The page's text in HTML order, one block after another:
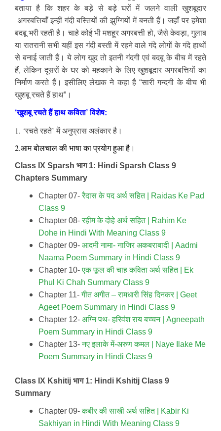
बताया है कि शहर के बड़े से बड़े घरों में जलने वाली खुशबूदार
अगरबत्तियाँ इन्हीं गंदी बस्तियों की झुग्गियों में बनती हैं। जहाँ पर हमेशा
बदबू भरी रहती है। चाहे कोई भी मशहूर अगरबत्ती हो, जैसे केवड़ा, गुलाब
या रातरानी सभी यहीं इस गंदी बस्ती में रहने वाले गंदे लोगों के गंदे हाथों
से बनाई जाती हैं। ये लोग खुद तो इतनी गंदगी एवं बदबू के बीच में रहते
हैं, लेकिन दूसरों के घर को महकाने के लिए खुशबूदार अगरबत्तियों का
निर्माण करते हैं। इसीलिए लेखक ने कहा है “सारी गन्दगी के बीच भी
खुशबू रचते हैं हाथ”।
‘खुशबू रचते हैं हाथ कविता’ विशेष:
1. ‘रचते रहते’ में अनुप्रास अलंकार है ।
2.आम बोलचाल की भाषा का प्रयोग हुआ है।
Class IX Sparsh भाग 1: Hindi Sparsh Class 9
Chapters Summary
Chapter 07-रैदास के पद अर्थ सहित | Raidas Ke Pad
Class 9
Chapter 08-रहीम के दोहे अर्थ सहित | Rahim Ke
Dohe in Hindi With Meaning Class 9
Chapter 09- आदमी नामा- नाजिर अकबराबादी | Aadmi
Naama Poem Summary in Hindi Class 9
Chapter 10-एक फूल की चाह कविता अर्थ सहित | Ek
Phul Ki Chah Summary Class 9
Chapter 11-गीत अगीत – रामधारी सिंह दिनकर | Geet
Ageet Poem Summary in Hindi Class 9
Chapter 12- अग्नि पथ- हरिवंश राय बच्चन | Agneepath
Poem Summary in Hindi Class 9
Chapter 13-नए इलाके में-अरुण कमल | Naye Ilake Me
Poem Summary in Hindi Class 9
Class IX Kshitij भाग 1: Hindi Kshitij Class 9
Summary
Chapter 09-कबीर की साखी अर्थ सहित | Kabir Ki
Sakhiyan in Hindi With Meaning Class 9